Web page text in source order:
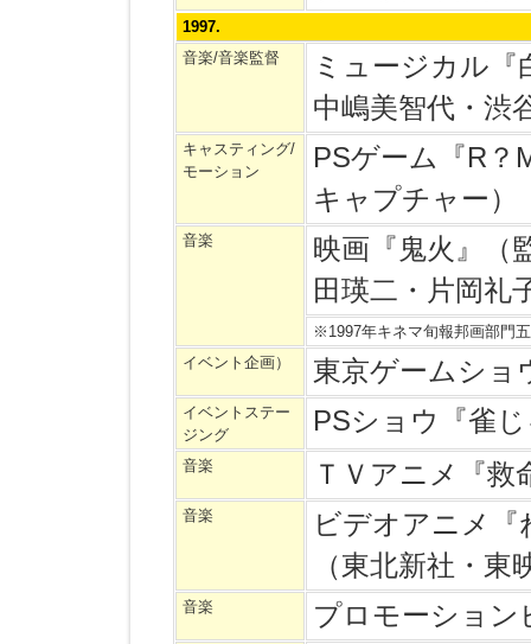
1997.
音楽/音楽監督
ミュージカル『
中嶋美智代・渋
キャスティング/
モーション
PSゲーム『R？
キャプチャー）
音楽
映画『鬼火』（
田瑛二・片岡礼
※1997年キネマ旬報邦画部門
イベント企画）
東京ゲームショ
イベントステー
ジング
PSショウ『雀
音楽 ＴＶアニメ『救
音楽
ビデオアニメ
（東北新社・東
音楽 プロモーション